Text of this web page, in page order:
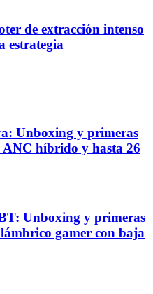
de extracción intenso
estrategia
Unboxing y primeras
ANC híbrido y hasta 26
Unboxing y primeras
gamer con baja